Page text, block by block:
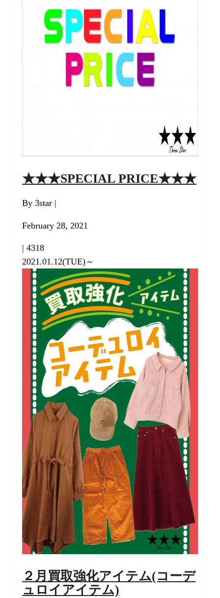
★★★SPECIAL PRICE★★★
By 3star |
February 28, 2021
|4318
2021.01.12(TUE)～
２月買取強化アイテム(コーデ
ュロイアイテム)